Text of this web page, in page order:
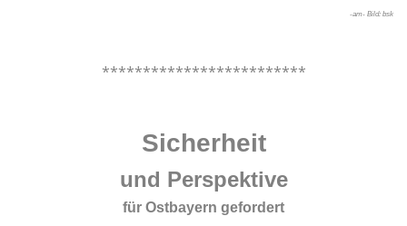
-am- Bild: bsk
*************************
Sicherheit
und Perspektive
für Ostbayern gefordert